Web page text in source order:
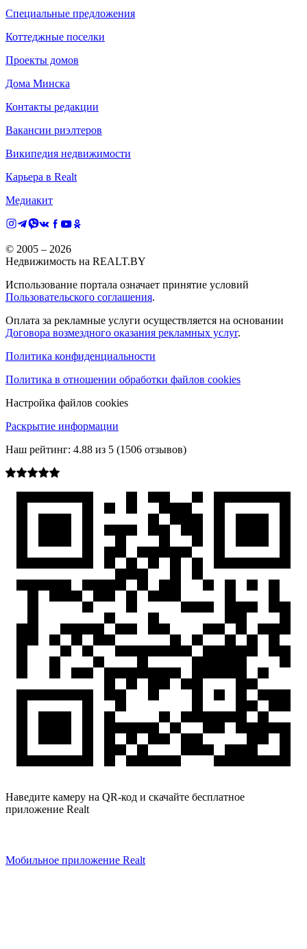
Специальные предложения
Коттеджные поселки
Проекты домов
Дома Минска
Контакты редакции
Вакансии риэлтеров
Википедия недвижимости
Карьера в Realt
Медиакит
© 2005 – 2026
Недвижимость на REALT.BY
Использование портала означает принятие условий
Пользовательского соглашения.
Оплата за рекламные услуги осуществляется на основании
Договора возмездного оказания рекламных услуг.
Политика конфиденциальности
Политика в отношении обработки файлов cookies
Настройка файлов cookies
Раскрытие информации
Наш рейтинг: 4.88 из 5 (1506 отзывов)
Наведите камеру на QR-код и скачайте бесплатное
приложение Realt
Мобильное приложение Realt